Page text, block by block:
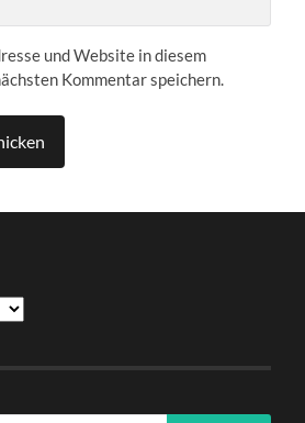
und Website in diesem
Kommentar speichern.